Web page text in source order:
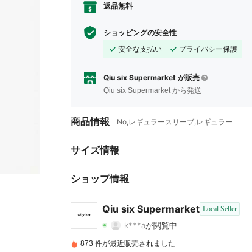
返品無料
ショッピングの安全性
安全な支払い
プライバシー保護
Qiu six Supermarket が販売
Qiu six Supermarket から発送
商品情報 No,レギュラースリーブ,レギュラー
サイズ情報
ショップ情報
Qiu six Supermarket Local Seller
4.30
4.30
4.30 23
k***a が閲覧中
4.30 評価 5.1K商品
873 件が最近販売されました